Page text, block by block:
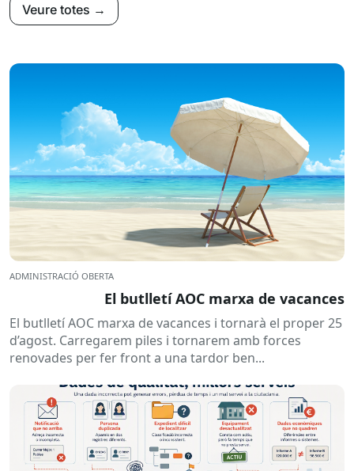
Veure totes →
ADMINISTRACIÓ OBERTA
El butlletí AOC marxa de vacances
El butlletí AOC marxa de vacances i tornarà el proper 25
d’agost. Carregarem piles i tornarem amb forces
renovades per fer front a una tardor ben...